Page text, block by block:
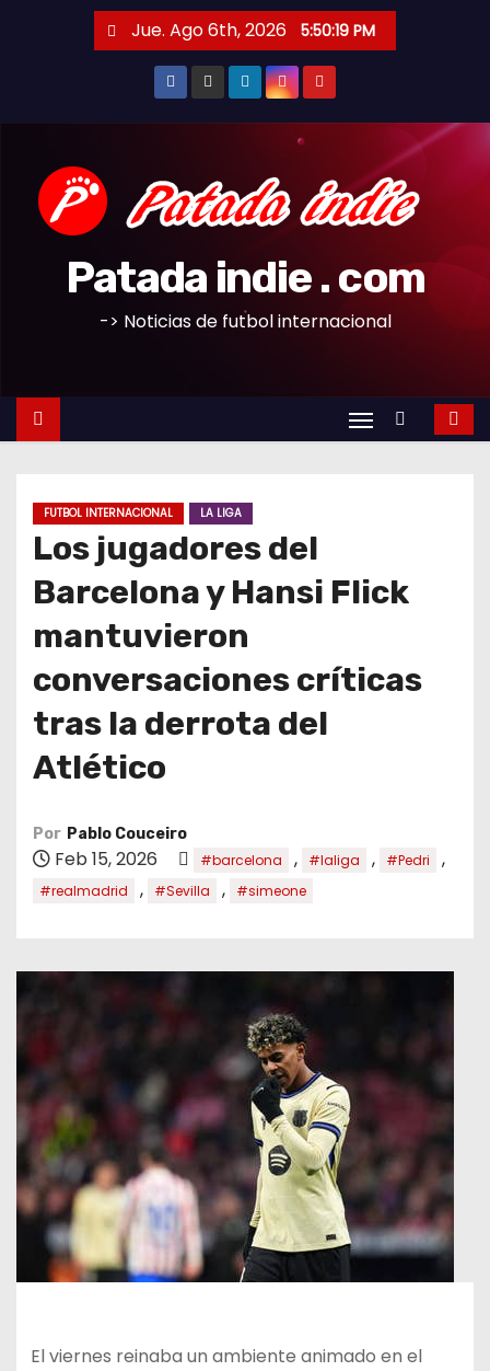
i
Jue. Ago 6th, 2026 5:50:20 PM
Patada indie . com
-> Noticias de futbol internacional
FUTBOL INTERNACIONAL LA LIGA
Los jugadores del
Barcelona y Hansi Flick
mantuvieron
conversaciones críticas
tras la derrota del
Atlético
Por Pablo Couceiro
Feb 15, 2026 #barcelona , #laliga , #Pedri ,
#realmadrid , #Sevilla , #simeone
El viernes reinaba un ambiente animado en el